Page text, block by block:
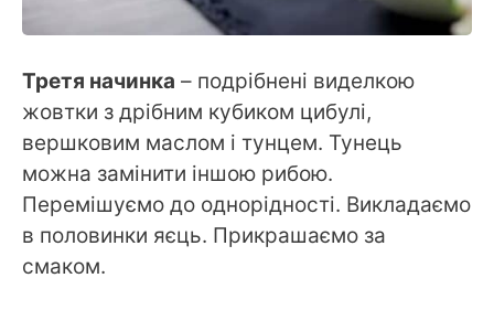
Третя начинка – подрібнені виделкою
жовтки з дрібним кубиком цибулі,
вершковим маслом і тунцем. Тунець
можна замінити іншою рибою.
Перемішуємо до однорідності. Викладаємо
в половинки яєць. Прикрашаємо за
смаком.